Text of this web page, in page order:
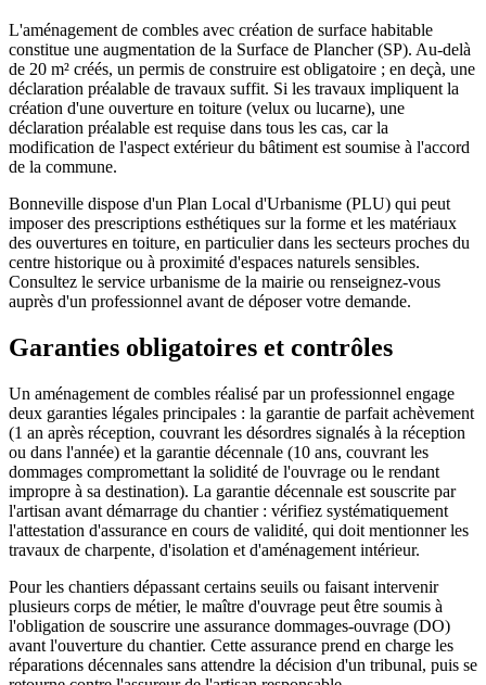
L'aménagement de combles avec création de surface habitable
constitue une augmentation de la Surface de Plancher (SP). Au-delà
de 20 m² créés, un permis de construire est obligatoire ; en deçà, une
déclaration préalable de travaux suffit. Si les travaux impliquent la
création d'une ouverture en toiture (velux ou lucarne), une
déclaration préalable est requise dans tous les cas, car la
modification de l'aspect extérieur du bâtiment est soumise à l'accord
de la commune.
Bonneville dispose d'un Plan Local d'Urbanisme (PLU) qui peut
imposer des prescriptions esthétiques sur la forme et les matériaux
des ouvertures en toiture, en particulier dans les secteurs proches du
centre historique ou à proximité d'espaces naturels sensibles.
Consultez le service urbanisme de la mairie ou renseignez-vous
auprès d'un professionnel avant de déposer votre demande.
Garanties obligatoires et contrôles
Un aménagement de combles réalisé par un professionnel engage
deux garanties légales principales : la garantie de parfait achèvement
(1 an après réception, couvrant les désordres signalés à la réception
ou dans l'année) et la garantie décennale (10 ans, couvrant les
dommages compromettant la solidité de l'ouvrage ou le rendant
impropre à sa destination). La garantie décennale est souscrite par
l'artisan avant démarrage du chantier : vérifiez systématiquement
l'attestation d'assurance en cours de validité, qui doit mentionner les
travaux de charpente, d'isolation et d'aménagement intérieur.
Pour les chantiers dépassant certains seuils ou faisant intervenir
plusieurs corps de métier, le maître d'ouvrage peut être soumis à
l'obligation de souscrire une assurance dommages-ouvrage (DO)
avant l'ouverture du chantier. Cette assurance prend en charge les
réparations décennales sans attendre la décision d'un tribunal, puis se